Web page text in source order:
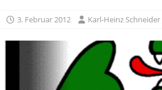
3. Februar 2012 Karl-Heinz Schneider